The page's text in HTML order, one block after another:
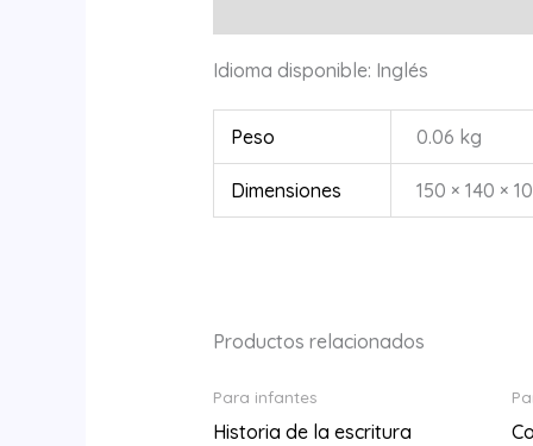
Idioma disponible: Inglés
Peso 0.06 kg
Dimensiones 150 × 140 ×
Productos relacionados
Para infantes
Historia de la escritura